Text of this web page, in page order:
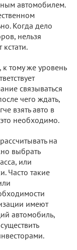
автомобилем.
Когда дело
нельзя
тому же уровень
связываться
чего ждать,
взять авто в
необходимо.
на
выбрать
или
Часто такие
имеют
автомобиль,